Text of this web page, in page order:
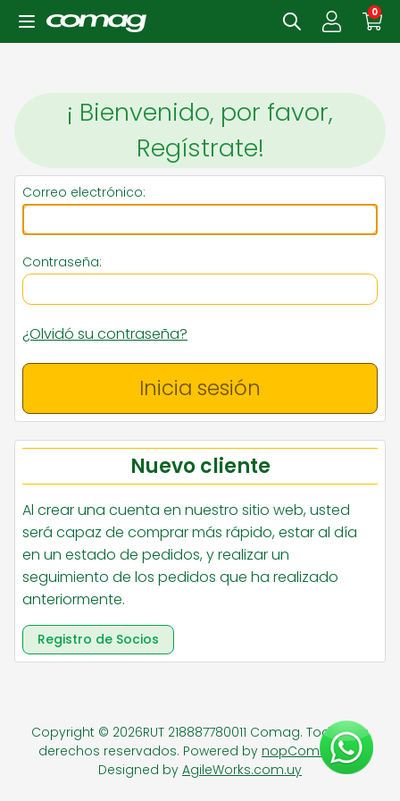
0
¡ Bienvenido, por favor,
Regístrate!
Correo electrónico:
Contraseña:
¿Olvidó su contraseña?
Inicia sesión
Nuevo cliente
Al crear una cuenta en nuestro sitio web, usted
será capaz de comprar más rápido, estar al día
en un estado de pedidos, y realizar un
seguimiento de los pedidos que ha realizado
anteriormente.
Registro de Socios
Copyright © 2026RUT 218887780011 Comag. Todos los
derechos reservados. Powered by nopCommerce
Designed by AgileWorks.com.uy